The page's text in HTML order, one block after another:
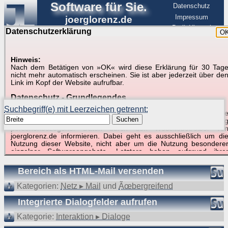
Datenschutzerklärung
Hinweis:
Nach dem Betätigen von »OK« wird diese Erklärung für 30 Tage
nicht mehr automatisch erscheinen. Sie ist aber jederzeit über den
Link im Kopf der Website aufrufbar.
Datenschutz - Grundlegendes
Diese Datenschutzerklärung soll die Nutzer dieser Website über die
Art, den Umfang und den Zweck der Erhebung und Verwendung
personenbezogener Daten durch den Websitebetreiber von
joerglorenz.de informieren. Dabei geht es ausschließlich um die
Nutzung dieser Website, nicht aber um die Nutzung besonderer
einzelner Softwareangebote. Letztere haben aufgrund ihrer
gespeichert werden müssen, die für das Funktionieren erforderlich
sind. Hier ist es wichtig, dass Sie selbst zum Testen dieser
Funktionen möglichst erfundene Daten verwenden. Ansonsten wird
auf die spezifischen Besonderheiten beim jeweiligen Angebot
gesondert hingewiesen.
Generell gilt: Wenn Sie ein Angebot bei den Add-Ins nutzen, bei
dem Daten übertragen werden, werden diese Daten auf dem
Software für Sie.
joerglorenz.de
Datenschutz
Impressum
BerlinHimmel
Suche in Beispielen und Tipps zu Excel und
VBA
Suchbegriff(e) mit Leerzeichen getrennt:
Suchen
Suchergebnisse (4 Treffer, 1 Begriff)
Bereich als HTML-Mail versenden
Kategorien: Netz ▸ Mail und Ãœbergreifend
Integrierte Dialogfelder aufrufen
Kategorie: Interaktion ▸ Dialoge